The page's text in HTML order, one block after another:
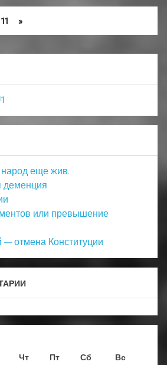
11 »
еще жив.
деменция
или превышение
отмена Конституции
Чт Пт Сб Вс